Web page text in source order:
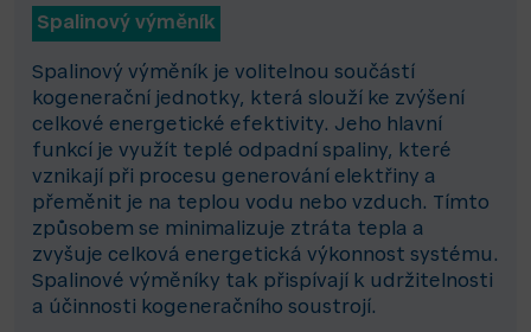
Spalinový výměník
Spalinový výměník je volitelnou součástí
kogenerační jednotky, která slouží ke zvýšení
celkové energetické efektivity. Jeho hlavní
funkcí je využít teplé odpadní spaliny, které
vznikají při procesu generování elektřiny a
přeměnit je na teplou vodu nebo vzduch. Tímto
způsobem se minimalizuje ztráta tepla a
zvyšuje celková energetická výkonnost systému.
Spalinové výměníky tak přispívají k udržitelnosti
a účinnosti kogeneračního soustrojí.